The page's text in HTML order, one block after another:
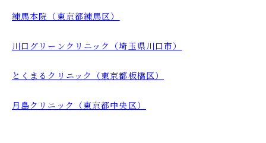
練馬本院（東京都練馬区）
川⼝グリーンクリニック（埼玉県川口市）
とくまるクリニック（東京都板橋区）
月島クリニック（東京都中央区）